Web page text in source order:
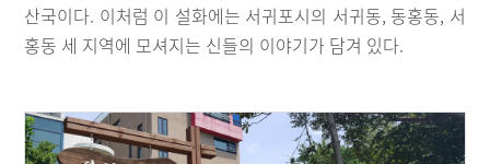
산국이다. 이처럼 이 설화에는 서귀포시의 서귀동, 동홍동, 서
홍동 세 지역에 모셔지는 신들의 이야기가 담겨 있다.